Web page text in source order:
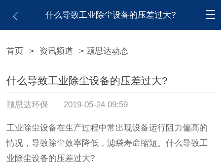
什么导致工业除尘设备的压差过大?
首页 > 资讯频道 > 颐思达动态
什么导致工业除尘设备的压差过大?
颐思达环保 2019-05-24 09:59
工业除尘设备在生产过程中常出现设备运行阻力偏高的
情况，导致除尘效率降低，滤袋寿命缩短。什么导致工
业除尘设备的压差过大?